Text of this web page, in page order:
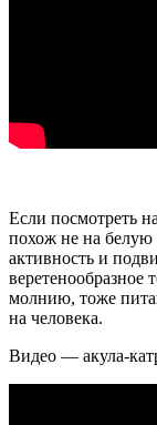
Если посмотреть
похож не на белую
активность и
веретенообразное
молнию, тоже
на человека.
Видео — акула-